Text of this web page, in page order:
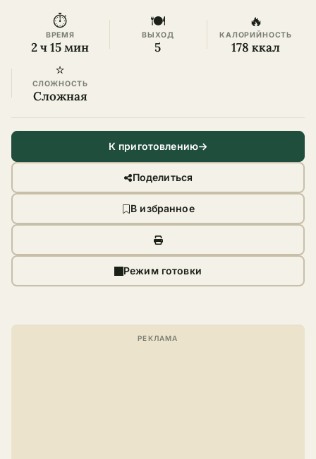
⏱
ВРЕМЯ
2 ч 15 мин
🍽
ВЫХОД
5
🔥
КАЛОРИЙНОСТЬ
178 ккал
⭐
СЛОЖНОСТЬ
Сложная
К приготовлению
Поделиться
В избранное
Режим готовки